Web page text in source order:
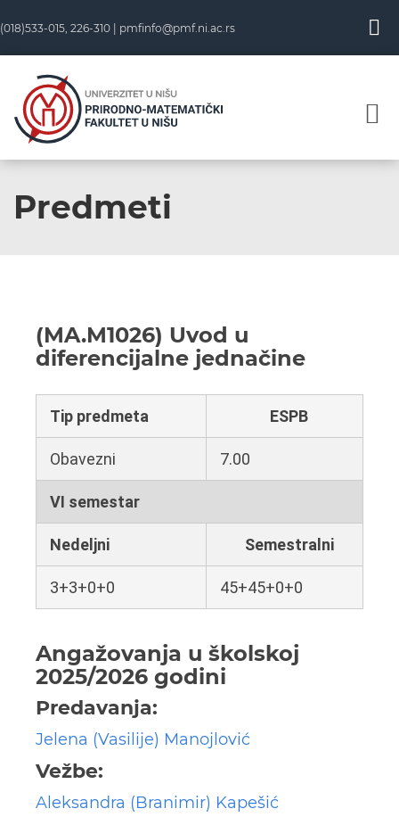
(018)533-015, 226-310 | pmfinfo@pmf.ni.ac.rs
Predmeti
(MA.M1026) Uvod u
diferencijalne jednačine
Tip predmeta ESPB
Obavezni 7.00
VI semestar
Nedeljni Semestralni
3+3+0+0 45+45+0+0
Angažovanja u školskoj
2025/2026 godini
Predavanja:
Jelena (Vasilije) Manojlović
Vežbe:
Aleksandra (Branimir) Kapešić